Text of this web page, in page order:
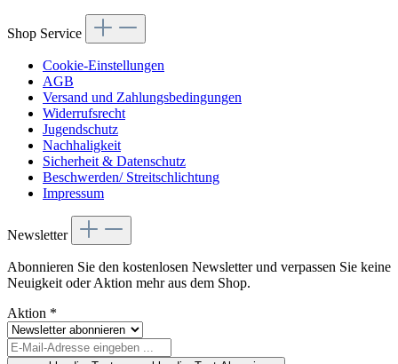
Shop Service
Cookie-Einstellungen
AGB
Versand und Zahlungsbedingungen
Widerrufsrecht
Jugendschutz
Nachhaligkeit
Sicherheit & Datenschutz
Beschwerden/ Streitschlichtung
Impressum
Newsletter
Abonnieren Sie den kostenlosen Newsletter und verpassen Sie keine
Neuigkeit oder Aktion mehr aus dem Shop.
Aktion *